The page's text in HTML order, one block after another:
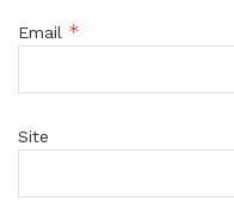
Email *
Site